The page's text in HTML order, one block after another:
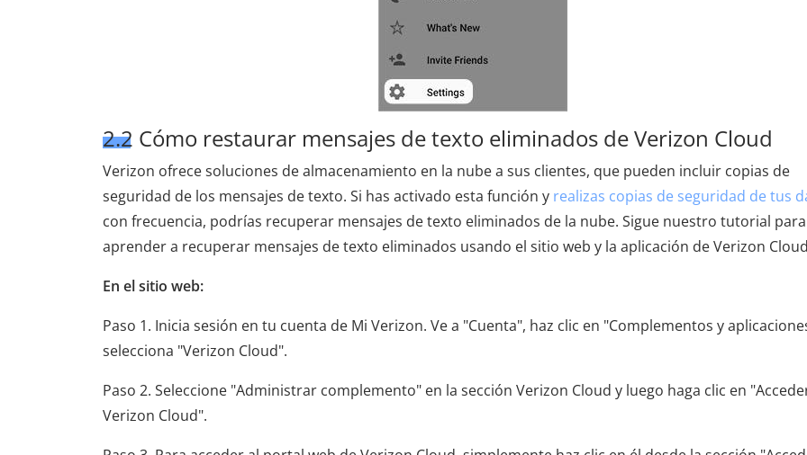
2.2 Cómo restaurar mensajes de texto eliminados de Verizon Cloud
Verizon ofrece soluciones de almacenamiento en la nube a sus clientes, que pueden incluir copias de
seguridad de los mensajes de texto. Si has activado esta función y realizas copias de seguridad de tus
con frecuencia, podrías recuperar mensajes de texto eliminados de la nube. Sigue nuestro tutorial para
aprender a recuperar mensajes de texto eliminados usando el sitio web y la aplicación de Verizon
En el sitio web:
Paso 1. Inicia sesión en tu cuenta de Mi Verizon. Ve a "Cuenta", haz clic en "Complementos y
selecciona "Verizon Cloud".
Paso 2. Seleccione "Administrar complemento" en la sección Verizon Cloud y luego haga clic en
Verizon Cloud".